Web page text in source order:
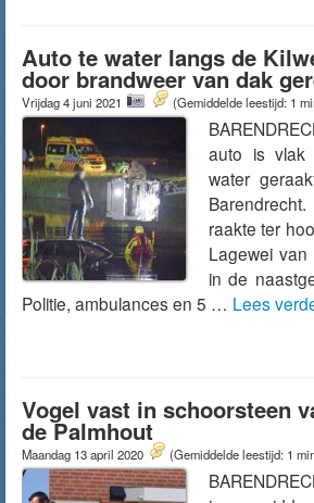
Auto te water langs de
door brandweer van dak
Vrijdag 4 juni 2021 (Gemiddelde leestijd: 1
auto is vlak
water
raakte ter
Lagewei
in de
Politie, ambulances en 5 … Lees
Vogel vast in schoorsteen
de Palmhout
Maandag 13 april 2020 (Gemiddelde leestijd: 1